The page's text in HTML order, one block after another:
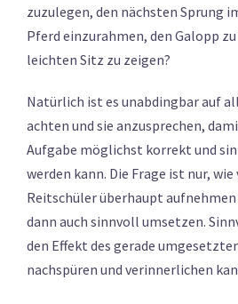
zuzulegen, den nächsten Sprung
Pferd einzurahmen, den Galopp
leichten Sitz zu zeigen?
Natürlich ist es unabdingbar auf
achten und sie anzusprechen,
Aufgabe möglichst korrekt und
werden kann. Die Frage ist nur,
Reitschüler überhaupt aufnehmen
dann auch sinnvoll umsetzen.
den Effekt des gerade
nachspüren und verinnerlichen